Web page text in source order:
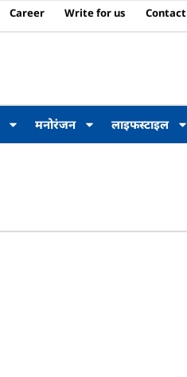
Career Write for us Contact
मनोरंजन लाइफस्टाइल